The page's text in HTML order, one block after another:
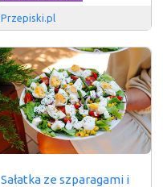
Przepiski.pl
Sałatka ze szparagami i